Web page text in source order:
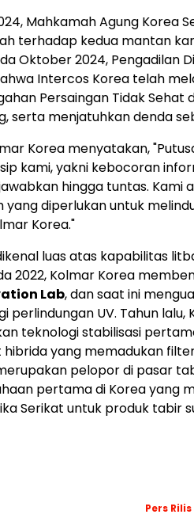
Mahkamah Agung Korea
terhadap kedua mantan
Oktober 2024, Pengadilan
Intercos Korea telah
Persaingan Tidak Sehat
serta menjatuhkan denda
Korea menyatakan,
kami, yakni kebocoran
hingga tuntas. Kami
yang diperlukan untuk
Korea."
luas atas kapabilitas
2022, Kolmar Korea
Lab, dan saat ini
perlindungan UV. Tahun lalu,
teknologi stabilisasi
yang memadukan
pelopor di pasar
pertama di Korea yang
Serikat untuk produk tabir
Pers Rilis